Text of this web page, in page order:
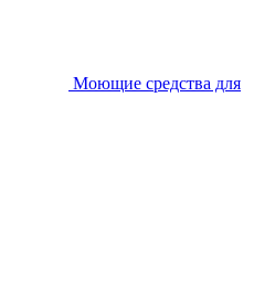
Моющие средства для